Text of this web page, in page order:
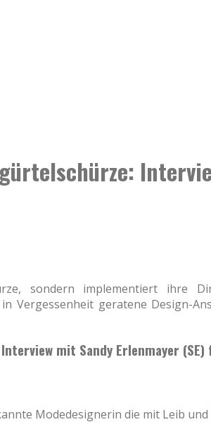
sondern implementiert ihre
Vergessenheit geratene Design-
mit Sandy Erlenmayer (SE)
Modedesignerin die mit Leib